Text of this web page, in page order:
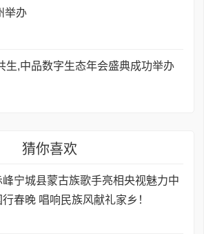
举办
生,中品数字生态年会盛典成功举办
猜你喜欢
峰宁城县蒙古族歌手亮相央视魅力中
行春晚 唱响民族风献礼家乡！